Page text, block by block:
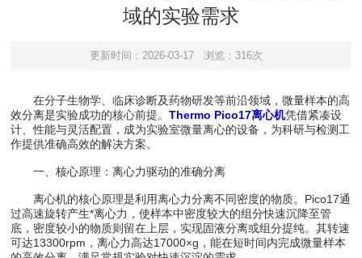
域的实验需求
更新时间：2026-03-17 浏览：316次
在分子生物学、临床诊断及药物研发等前沿领域，微量样本的高
效分离是实验成功的核心前提。Thermo Pico17离心机凭借紧凑设
计、性能与灵活配置，成为实验室微量离心的设备，为科研与检测工
作提供准确高效的解决方案。
一、核心原理：离心力驱动的准确分离
离心机的核心原理是利用离心力分离不同密度的物质。Pico17通
过高速旋转产生*离心力，使样本中密度较大的组分快速沉降至管
底，密度较小的物质则留在上层，实现固液分离或组分提纯。其转速
可达13300rpm，离心力高达17000×g，能在短时间内完成微量样本